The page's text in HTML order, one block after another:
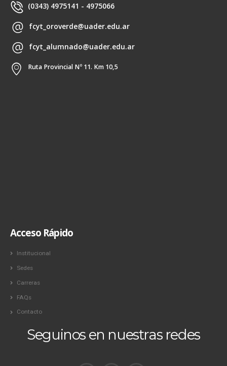
(0343) 4975141 - 4975066
fcyt_oroverde@uader.edu.ar
fcyt_alumnado@uader.edu.ar
Ruta Provincial Nº 11. Km 10,5
Acceso Rápido
Institucional
Sedes
Carreras
FAQs
Contacto
Seguinos en nuestras redes